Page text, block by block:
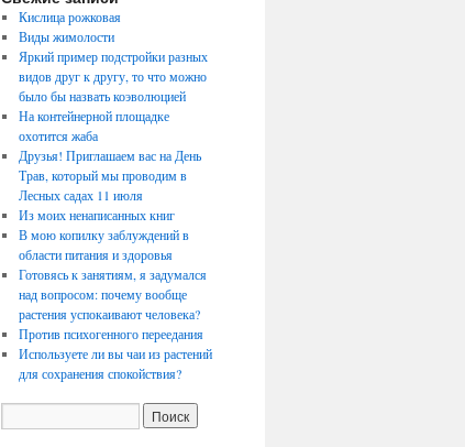
Кислица рожковая
Виды жимолости
Яркий пример подстройки разных
видов друг к другу, то что можно
было бы назвать коэволюцией
На контейнерной площадке
охотится жаба
Друзья! Приглашаем вас на День
Трав, который мы проводим в
Лесных садах 11 июля
Из моих ненаписанных книг
В мою копилку заблуждений в
области питания и здоровья
Готовясь к занятиям, я задумался
над вопросом: почему вообще
растения успокаивают человека?
Против психогенного переедания
Используете ли вы чаи из растений
для сохранения спокойствия?